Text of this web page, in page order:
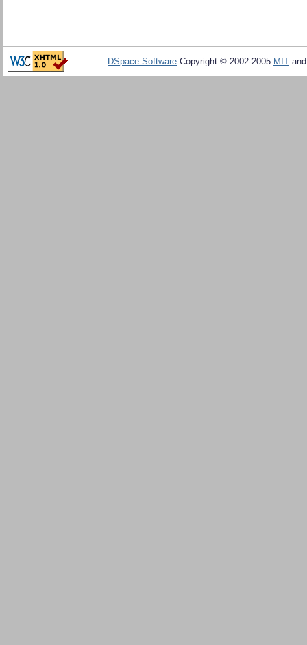
DSpace Software Copyright © 2002-2005 MIT